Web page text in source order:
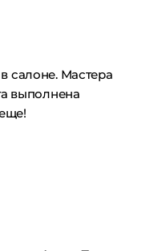
салоне. Мастера
выполнена